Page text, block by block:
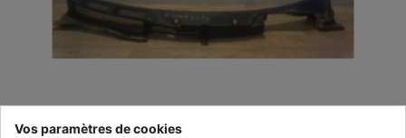
Vos paramètres de cookies